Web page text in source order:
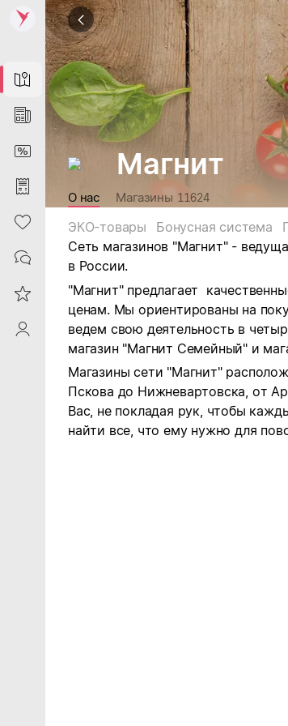
Map
News
DiscountCard
Purchases
Heart
Contacts
Reviews
ProfileSaby
Магнит
О нас Магазины 11624
ЭКО-товары Бонусная система
Сеть магазинов "Магнит" -
в России.
"Магнит" предлагает
ценам. Мы ориентированы на
ведем свою деятельность в
магазин "Магнит Семейный" и
Магазины сети "Магнит"
Пскова до Нижневартовска, от
Вас, не покладая рук, чтобы
найти все, что ему нужно для